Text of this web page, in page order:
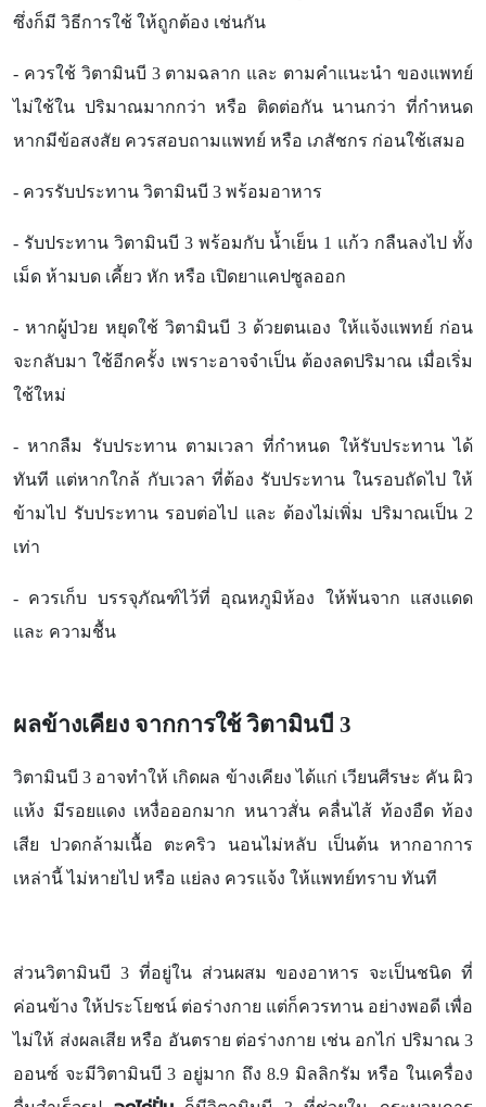
ซึ่งก็มี วิธีการใช้ ให้ถูกต้อง เช่นกัน
- ควรใช้ วิตามินบี 3 ตามฉลาก และ ตามคำแนะนำ ของแพทย์
ไม่ใช้ใน ปริมาณมากกว่า หรือ ติดต่อกัน นานกว่า ที่กำหนด
หากมีข้อสงสัย ควรสอบถามแพทย์ หรือ เภสัชกร ก่อนใช้เสมอ
- ควรรับประทาน วิตามินบี 3 พร้อมอาหาร
- รับประทาน วิตามินบี 3 พร้อมกับ น้ำเย็น 1 แก้ว กลืนลงไป ทั้ง
เม็ด ห้ามบด เคี้ยว หัก หรือ เปิดยาแคปซูลออก
- หากผู้ป่วย หยุดใช้ วิตามินบี 3 ด้วยตนเอง ให้แจ้งแพทย์ ก่อน
จะกลับมา ใช้อีกครั้ง เพราะอาจจำเป็น ต้องลดปริมาณ เมื่อเริ่ม
ใช้ใหม่
- หากลืม รับประทาน ตามเวลา ที่กำหนด ให้รับประทาน ได้
ทันที แต่หากใกล้ กับเวลา ที่ต้อง รับประทาน ในรอบถัดไป ให้
ข้ามไป รับประทาน รอบต่อไป และ ต้องไม่เพิ่ม ปริมาณเป็น 2
เท่า
- ควรเก็บ บรรจุภัณฑ์ไว้ที่ อุณหภูมิห้อง ให้พ้นจาก แสงแดด
และ ความชื้น
ผลข้างเคียง จากการใช้ วิตามินบี 3
วิตามินบี 3 อาจทำให้ เกิดผล ข้างเคียง ได้แก่ เวียนศีรษะ คัน ผิว
แห้ง มีรอยแดง เหงื่อออกมาก หนาวสั่น คลื่นไส้ ท้องอืด ท้อง
เสีย ปวดกล้ามเนื้อ ตะคริว นอนไม่หลับ เป็นต้น หากอาการ
เหล่านี้ ไม่หายไป หรือ แย่ลง ควรแจ้ง ให้แพทย์ทราบ ทันที
ส่วนวิตามินบี 3 ที่อยู่ใน ส่วนผสม ของอาหาร จะเป็นชนิด ที่
ค่อนข้าง ให้ประโยชน์ ต่อร่างกาย แต่ก็ควรทาน อย่างพอดี เพื่อ
ไม่ให้ ส่งผลเสีย หรือ อันตราย ต่อร่างกาย เช่น อกไก่ ปริมาณ 3
ออนซ์ จะมีวิตามินบี 3 อยู่มาก ถึง 8.9 มิลลิกรัม หรือ ในเครื่อง